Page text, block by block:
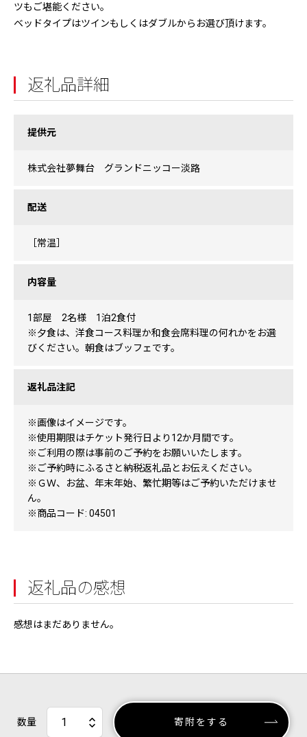
ツもご堪能ください。
ベッドタイプはツインもしくはダブルからお選び頂けます。
返礼品詳細
提供元
株式会社夢舞台 グランドニッコー淡路
配送
［常温］
内容量
1部屋 2名様 1泊2食付
※夕食は、洋食コース料理か和食会席料理の何れかをお選
びください。朝食はブッフェです。
返礼品注記
※画像はイメージです。
※使用期限はチケット発行日より12か月間です。
※ご利用の際は事前のご予約をお願いいたします。
※ご予約時にふるさと納税返礼品とお伝えください。
※ＧＷ、お盆、年末年始、繁忙期等はご予約いただけませ
ん。
※商品コード: 04501
返礼品の感想
感想はまだありません。
数量 寄附をする